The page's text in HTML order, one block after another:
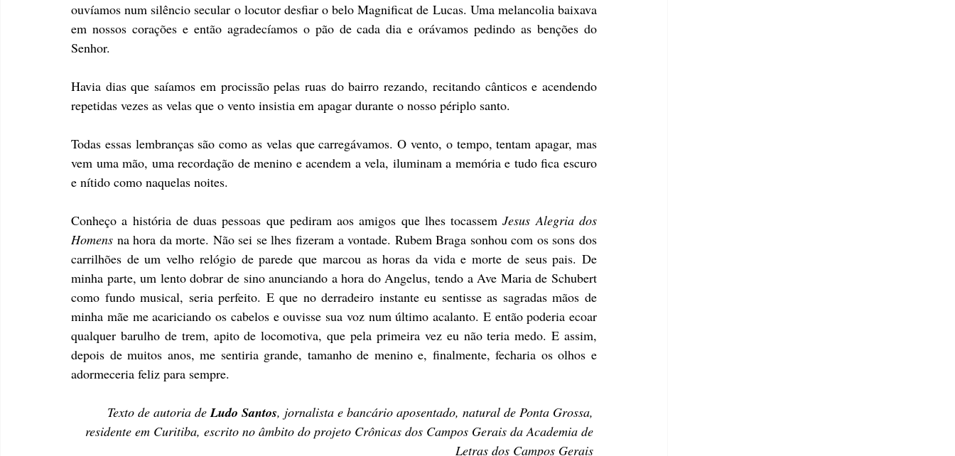
ouvíamos num silêncio secular o locutor desfiar o belo Magnificat de Lucas. Uma melancolia baixava
em nossos corações e então agradecíamos o pão de cada dia e orávamos pedindo as benções do
Senhor.
Havia dias que saíamos em procissão pelas ruas do bairro rezando, recitando cânticos e acendendo
repetidas vezes as velas que o vento insistia em apagar durante o nosso périplo santo.
Todas essas lembranças são como as velas que carregávamos. O vento, o tempo, tentam apagar, mas
vem uma mão, uma recordação de menino e acendem a vela, iluminam a memória e tudo fica escuro
e nítido como naquelas noites.
Conheço a história de duas pessoas que pediram aos amigos que lhes tocassem Jesus Alegria dos
Homens na hora da morte. Não sei se lhes fizeram a vontade. Rubem Braga sonhou com os sons dos
carrilhões de um velho relógio de parede que marcou as horas da vida e morte de seus pais. De
minha parte, um lento dobrar de sino anunciando a hora do Angelus, tendo a Ave Maria de Schubert
como fundo musical, seria perfeito. E que no derradeiro instante eu sentisse as sagradas mãos de
minha mãe me acariciando os cabelos e ouvisse sua voz num último acalanto. E então poderia ecoar
qualquer barulho de trem, apito de locomotiva, que pela primeira vez eu não teria medo. E assim,
depois de muitos anos, me sentiria grande, tamanho de menino e, finalmente, fecharia os olhos e
adormeceria feliz para sempre.
Texto de autoria de Ludo Santos, jornalista e bancário aposentado, natural de Ponta Grossa,
residente em Curitiba, escrito no âmbito do projeto Crônicas dos Campos Gerais da Academia de
Letras dos Campos Gerais